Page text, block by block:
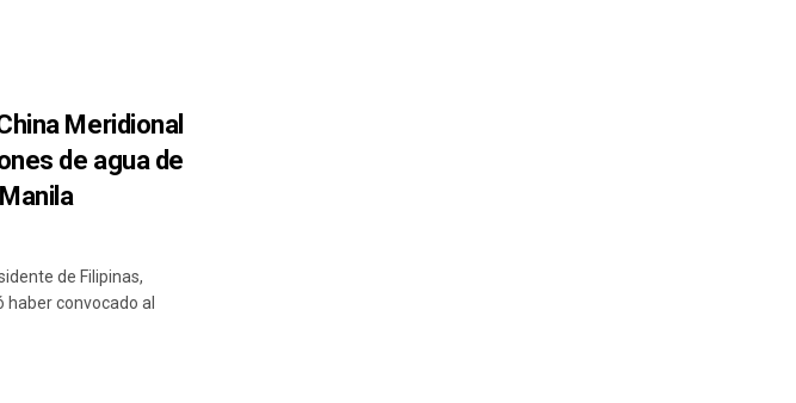
Meridional
de agua de
de Filipinas,
haber convocado al